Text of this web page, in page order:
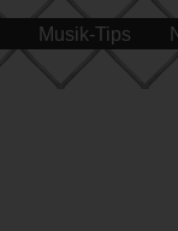
Musik-Tips